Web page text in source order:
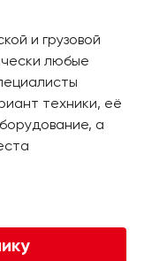
и грузовой
любые
техники, её
а